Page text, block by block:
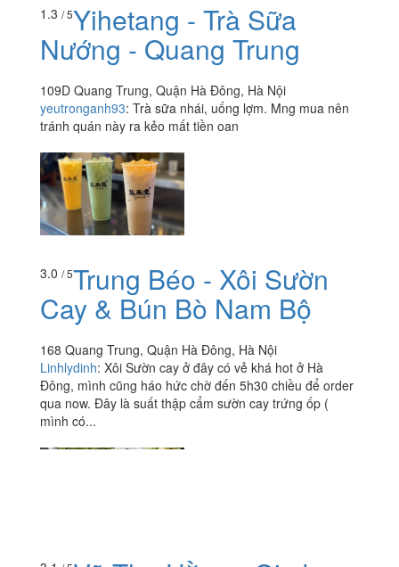
1.3 / 5Yihetang - Trà Sữa
Nướng - Quang Trung
109D Quang Trung, Quận Hà Đông, Hà Nội
yeutronganh93: Trà sữa nhái, uống lợm. Mng mua nên
tránh quán này ra kẻo mất tiền oan
3.0 / 5Trung Béo - Xôi Sườn
Cay & Bún Bò Nam Bộ
168 Quang Trung, Quận Hà Đông, Hà Nội
Linhlydinh: Xôi Sườn cay ở đây có vẻ khá hot ở Hà
Đông, mình cũng háo hức chờ đến 5h30 chiều để order
qua now. Đây là suất thập cẩm sườn cay trứng ốp (
mình có...